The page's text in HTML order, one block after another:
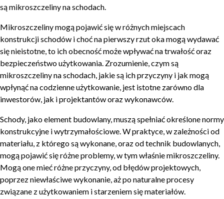
są mikroszczeliny na schodach.
Mikroszczeliny mogą pojawić się w różnych miejscach
konstrukcji schodów i choć na pierwszy rzut oka mogą wydawać
się nieistotne, to ich obecność może wpływać na trwałość oraz
bezpieczeństwo użytkowania. Zrozumienie, czym są
mikroszczeliny na schodach, jakie są ich przyczyny i jak mogą
wpłynąć na codzienne użytkowanie, jest istotne zarówno dla
inwestorów, jak i projektantów oraz wykonawców.
Schody, jako element budowlany, muszą spełniać określone normy
konstrukcyjne i wytrzymałościowe. W praktyce, w zależności od
materiału, z którego są wykonane, oraz od technik budowlanych,
mogą pojawić się różne problemy, w tym właśnie mikroszczeliny.
Mogą one mieć różne przyczyny, od błędów projektowych,
poprzez niewłaściwe wykonanie, aż po naturalne procesy
związane z użytkowaniem i starzeniem się materiałów.